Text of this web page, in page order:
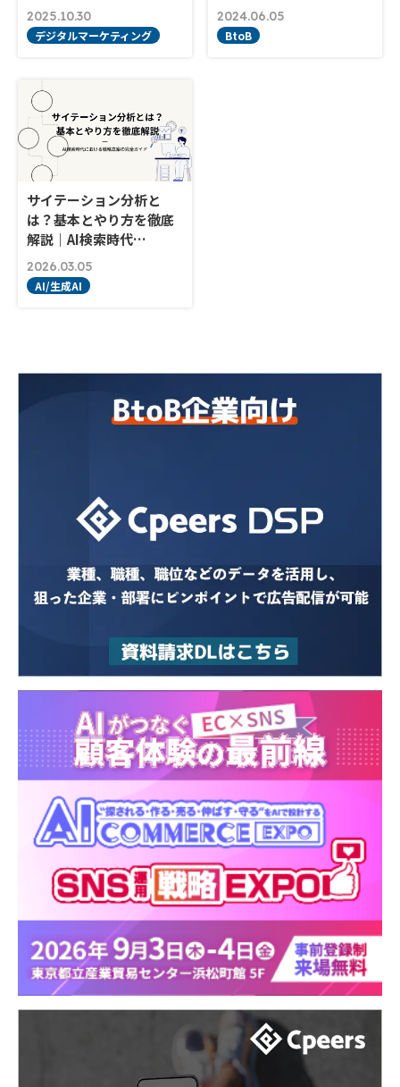
2025.10.30
デジタルマーケティング
2024.06.05
BtoB
サイテーション分析と
は？基本とやり方を徹底
解説｜AI検索時代…
2026.03.05
AI/生成AI